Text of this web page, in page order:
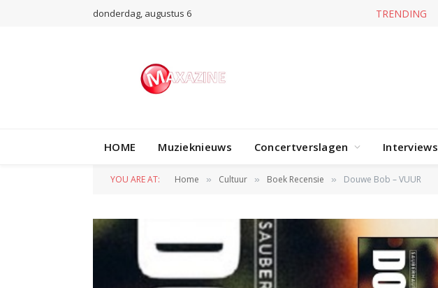
donderdag, augustus 6 TRENDING
HOME Muzieknieuws Concertverslagen Interviews
YOU ARE AT: Home » Cultuur » Boek Recensie » Douwe Bob – VUUR